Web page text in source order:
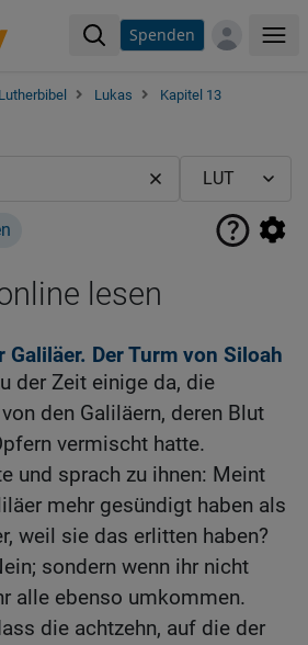
Spenden
Lutherbibel Lukas
Kapitel 13
lesen
Galiläer. Der Turm von Siloah
der Zeit einige da, die
den Galiläern, deren Blut
vermischt hatte.
und sprach zu ihnen: Meint
mehr gesündigt haben als
weil sie das erlitten haben?
sondern wenn ihr nicht
alle ebenso umkommen.
die achtzehn, auf die der